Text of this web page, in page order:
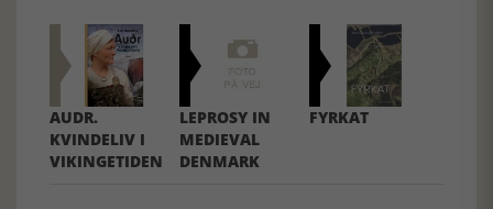
AUDR.
KVINDELIV I
VIKINGETIDEN
LEPROSY IN
MEDIEVAL
DENMARK
FYRKAT